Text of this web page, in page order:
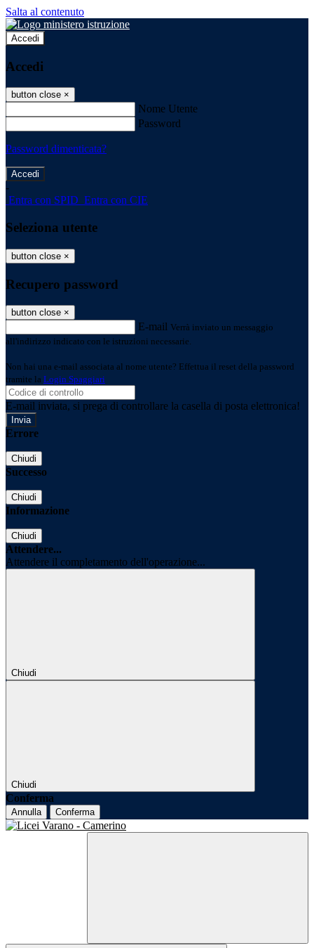
Salta al contenuto
Accedi
Accedi
button close ×
Nome Utente
Password
Password dimenticata?
-
Entra con SPID Entra con CIE
Seleziona utente
button close ×
Recupero password
button close ×
E-mail Verrà inviato un messaggio
all'indirizzo indicato con le istruzioni necessarie.
Non hai una e-mail associata al nome utente? Effettua il reset della password
tramite la Login Spaggiari
E-mail inviata, si prega di controllare la casella di posta elettronica!
Errore
Chiudi
Successo
Chiudi
Informazione
Chiudi
Attendere...
Attendere il completamento dell'operazione...
Chiudi
Chiudi
Conferma
Annulla Conferma